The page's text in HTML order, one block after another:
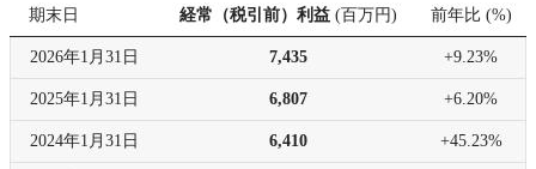
期末日 経常（税引前）利益 (百万円) 前年比 (%)
2026年1月31日 7,435 +9.23%
2025年1月31日 6,807 +6.20%
2024年1月31日 6,410 +45.23%